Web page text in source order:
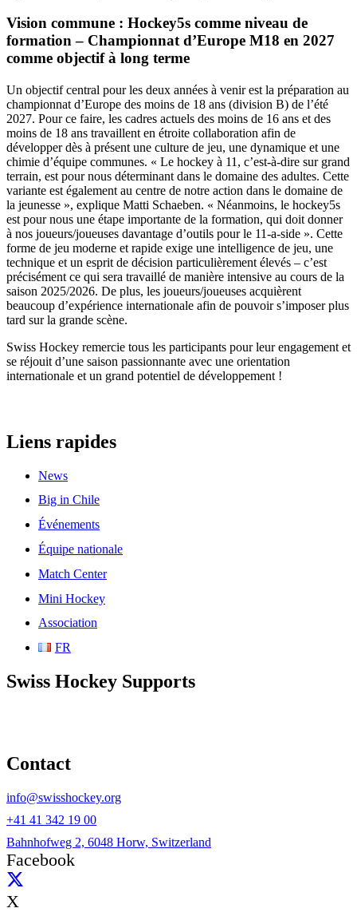
Vision commune : Hockey5s comme niveau de
formation – Championnat d’Europe M18 en 2027
comme objectif à long terme
Un objectif central pour les deux années à venir est la préparation au
championnat d’Europe des moins de 18 ans (division B) de l’été
2027. Pour ce faire, les cadres actuels des moins de 16 ans et des
moins de 18 ans travaillent en étroite collaboration afin de
développer dès à présent une culture de jeu, une dynamique et une
chimie d’équipe communes. « Le hockey à 11, c’est-à-dire sur grand
terrain, est pour nous déterminant dans le domaine des adultes. Cette
variante est également au centre de notre action dans le domaine de
la jeunesse », explique Matti Schaeben. « Néanmoins, le hockey5s
est pour nous une étape importante de la formation, qui doit donner
à nos joueurs/joueuses davantage d’outils pour le 11-a-side ». Cette
forme de jeu moderne et rapide exige une intelligence de jeu, une
technique et un esprit de décision particulièrement élevés – c’est
précisément ce qui sera travaillé de manière intensive au cours de la
saison 2025/2026. De plus, les joueurs/joueuses acquièrent
beaucoup d’expérience internationale afin de pouvoir s’imposer plus
tard sur la grande scène.
Swiss Hockey remercie tous les participants pour leur engagement et
se réjouit d’une saison passionnante avec une orientation
internationale et un grand potentiel de développement !
Liens rapides
News
Big in Chile
Événements
Équipe nationale
Match Center
Mini Hockey
Association
FR
Swiss Hockey Supports
Contact
info@swisshockey.org
+41 41 342 19 00
Bahnhofweg 2, 6048 Horw, Switzerland
Facebook
X